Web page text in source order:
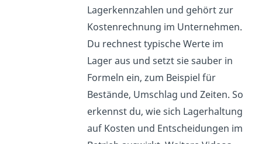
Lagerkennzahlen und gehört zur
Kostenrechnung im Unternehmen.
Du rechnest typische Werte im
Lager aus und setzt sie sauber in
Formeln ein, zum Beispiel für
Bestände, Umschlag und Zeiten. So
erkennst du, wie sich Lagerhaltung
auf Kosten und Entscheidungen im